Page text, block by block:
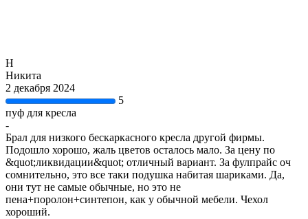
Н
Никита
2 декабря 2024
5
пуф для кресла
-
Брал для низкого бескаркасного кресла другой фирмы.
Подошло хорошо, жаль цветов осталось мало. За цену по
&quot;ликвидации&quot; отличный вариант. За фулпрайс оч
сомнительно, это все таки подушка набитая шариками. Да,
они тут не самые обычные, но это не
пена+поролон+синтепон, как у обычной мебели. Чехол
хороший.